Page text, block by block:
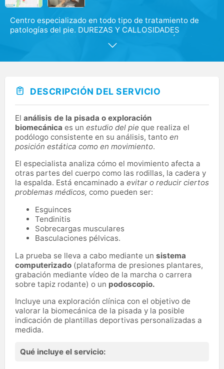
Centro especializado en todo tipo de tratamiento de
patologías del pie. DUREZAS Y CALLOSIDADES
PAPILOMAS HONGOS PLANTILLAS PIE DIABÉTICO
UÑAS ENCARNADAS ORTESIS DE SILICONA
DESCRIPCIÓN DEL SERVICIO
El análisis de la pisada o exploración
biomecánica es un estudio del pie que realiza el
podólogo consistente en su análisis, tanto en
posición estática como en movimiento.
El especialista analiza cómo el movimiento afecta a
otras partes del cuerpo como las rodillas, la cadera y
la espalda. Está encaminado a evitar o reducir ciertos
problemas médicos, como pueden ser:
Esguinces
Tendinitis
Sobrecargas musculares
Basculaciones pélvicas.
La prueba se lleva a cabo mediante un sistema
computerizado (plataforma de presiones plantares,
grabación mediante vídeo de la marcha o carrera
sobre tapiz rodante) o un podoscopio.
Incluye una exploración clínica con el objetivo de
valorar la biomecánica de la pisada y la posible
indicación de plantillas deportivas personalizadas a
medida.
Qué incluye el servicio: